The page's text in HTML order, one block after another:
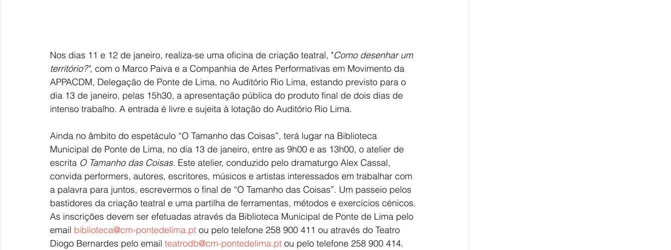
Nos dias 11 e 12 de janeiro, realiza-se uma oficina de criação teatral, "Como desenhar um
território?", com o Marco Paiva e a Companhia de Artes Performativas em Movimento da
APPACDM, Delegação de Ponte de Lima, no Auditório Rio Lima, estando previsto para o
dia 13 de janeiro, pelas 15h30, a apresentação pública do produto final de dois dias de
intenso trabalho. A entrada é livre e sujeita à lotação do Auditório Rio Lima.
Ainda no âmbito do espetáculo “O Tamanho das Coisas”, terá lugar na Biblioteca
Municipal de Ponte de Lima, no dia 13 de janeiro, entre as 9h00 e as 13h00, o atelier de
escrita O Tamanho das Coisas. Este atelier, conduzido pelo dramaturgo Alex Cassal,
convida performers, autores, escritores, músicos e artistas interessados em trabalhar com
a palavra para juntos, escrevermos o final de “O Tamanho das Coisas”. Um passeio pelos
bastidores da criação teatral e uma partilha de ferramentas, métodos e exercícios cénicos.
As inscrições devem ser efetuadas através da Biblioteca Municipal de Ponte de Lima pelo
email biblioteca@cm-pontedelima.pt ou pelo telefone 258 900 411 ou através do Teatro
Diogo Bernardes pelo email teatrodb@cm-pontedelima.pt ou pelo telefone 258 900 414.